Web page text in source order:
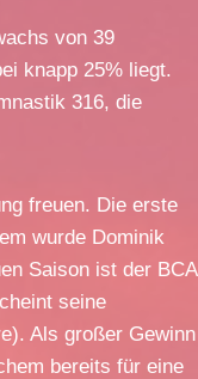
von 39
knapp 25% liegt.
316, die
freuen. Die erste
wurde Dominik
Saison ist der BCA
seine
Als großer Gewinn
bereits für eine